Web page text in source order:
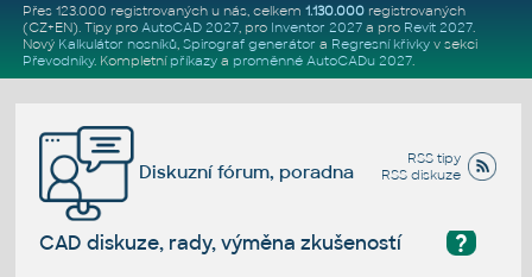
Přes 123.000 registrovaných u nás, celkem 1.130.000registrovaných
(CZ+EN). Tipy pro AutoCAD 2027, pro Inventor 2027a pro Revit 2027.
Nový Kalkulátor nosníků, Spirograf generátor a Regresní křivkyv sekci
Převodníky. Kompletní příkazya proměnné AutoCADu 2027.
RSS tipy
RSS diskuze
Diskuzní fórum, poradna
?
CAD diskuze, rady, výměna zkušeností